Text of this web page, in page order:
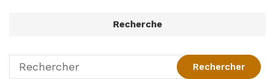
Recherche